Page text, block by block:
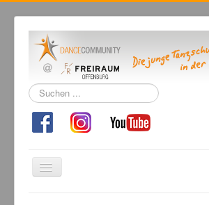
Suchen
...
Navigation
an/aus